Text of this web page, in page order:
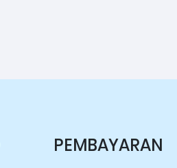
PEMBAYARAN